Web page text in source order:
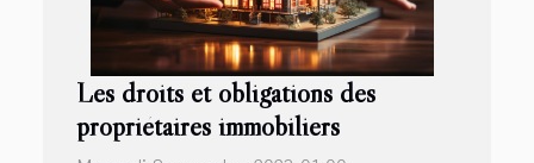
Les droits et obligations des
propriétaires immobiliers